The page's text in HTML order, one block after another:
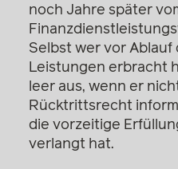
noch Jahre später
Selbst wer vor
Leistungen erbracht
leer aus, wenn er
Rücktrittsrecht
die vorzeitige
verlangt hat.